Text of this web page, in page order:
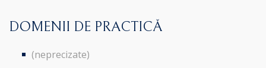
DOMENII DE PRACTICĂ
(neprecizate)